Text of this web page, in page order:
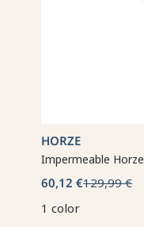
HORZE
Impermeable
60,12 €129,99 €
1 color